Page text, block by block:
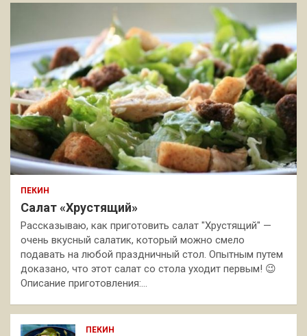
ПЕКИН
Салат «Хрустящий»
Рассказываю, как приготовить салат "Хрустящий" —
очень вкусный салатик, который можно смело
подавать на любой праздничный стол. Опытным путем
доказано, что этот салат со стола уходит первым! 😉
Описание приготовления:…
ПЕКИН